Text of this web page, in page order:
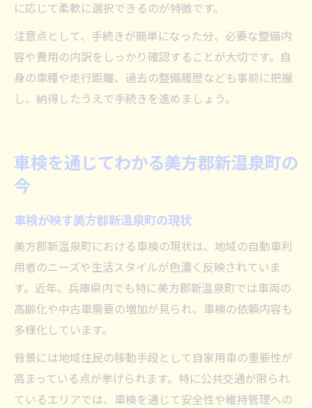
に応じて柔軟に選択できるのが特徴です。
注意点として、手続きが簡単になった分、必要な整備内
容や費用の内訳をしっかり確認することが大切です。自
身の車種や走行距離、過去の整備履歴なども事前に把握
し、納得したうえで手続きを進めましょう。
車検を通じてわかる美方郡新温泉町の
今
車検が映す美方郡新温泉町の現状
美方郡新温泉町における車検の現状は、地域の自動車利
用者のニーズや生活スタイルが色濃く反映されていま
す。近年、兵庫県内でも特に美方郡新温泉町では車両の
高齢化や中古車需要の増加が見られ、車検の依頼内容も
多様化しています。
背景には地域住民の移動手段として自家用車の重要性が
高まっている点が挙げられます。特に公共交通が限られ
ているエリアでは、車検を通じて安全性や維持管理への